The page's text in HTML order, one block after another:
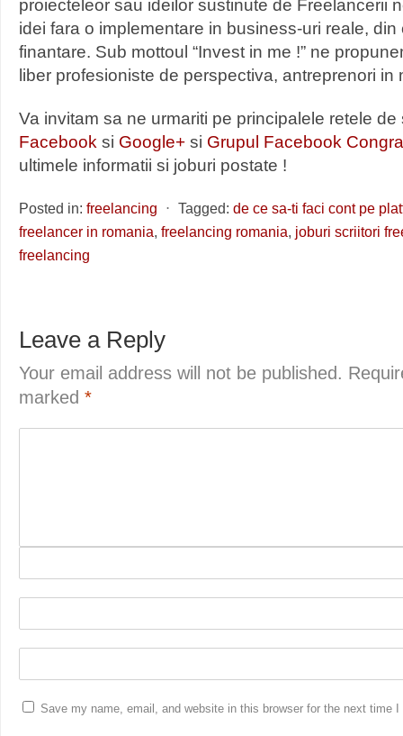
proiecteleor sau ideilor sustinute de Freelancerii
idei fara o implementare in business-uri reale,
finantare. Sub mottoul “Invest in me !” ne
liber profesioniste de perspectiva, antreprenori in
Va invitam sa ne urmariti pe principalele retele de
Facebook si Google+ si Grupul Facebook
ultimele informatii si joburi postate !
Posted in: freelancing ⋅ Tagged: de ce sa-ti faci cont pe
freelancer in romania, freelancing romania, joburi scriitori
freelancing
Leave a Reply
Your email address will not be published.
marked *
Save my name, email, and website in this browser for the next time